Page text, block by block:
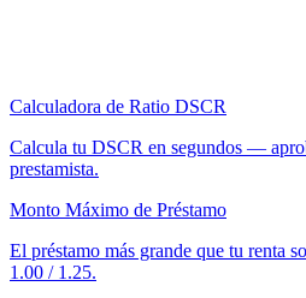
Calculadora de Ratio DSCR
Calcula tu DSCR en segundos —
prestamista.
Monto Máximo de Préstamo
El préstamo más grande que tu renta
1.00 / 1.25.